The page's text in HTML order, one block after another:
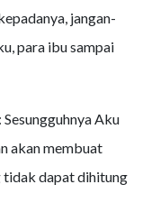
jangan-
para ibu sampai
Aku
akan membuat
tidak dapat dihitung